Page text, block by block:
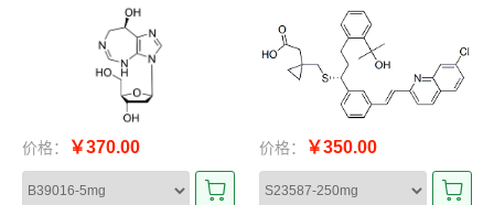
价格： ￥370.00 价格： ￥350.00